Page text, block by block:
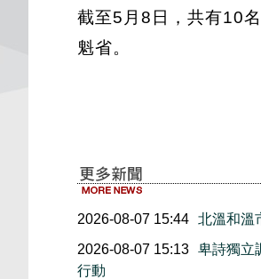
截至5月8日，共有10
魁省。
2026-08-07 15:44 北溫和溫
2026-08-07 15:13 卑詩獨立
行動